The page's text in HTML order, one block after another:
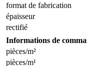
format de fabrication
épaisseur
rectifié
Informations de
pièces/m²
pièces/m¹